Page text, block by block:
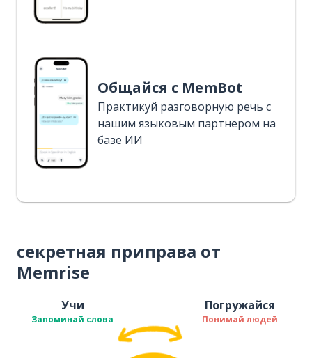
Общайся с MemBot
Практикуй разговорную речь с
нашим языковым партнером на
базе ИИ
секретная приправа от
Memrise
Учи
Запоминай слова
Погружайся
Понимай людей